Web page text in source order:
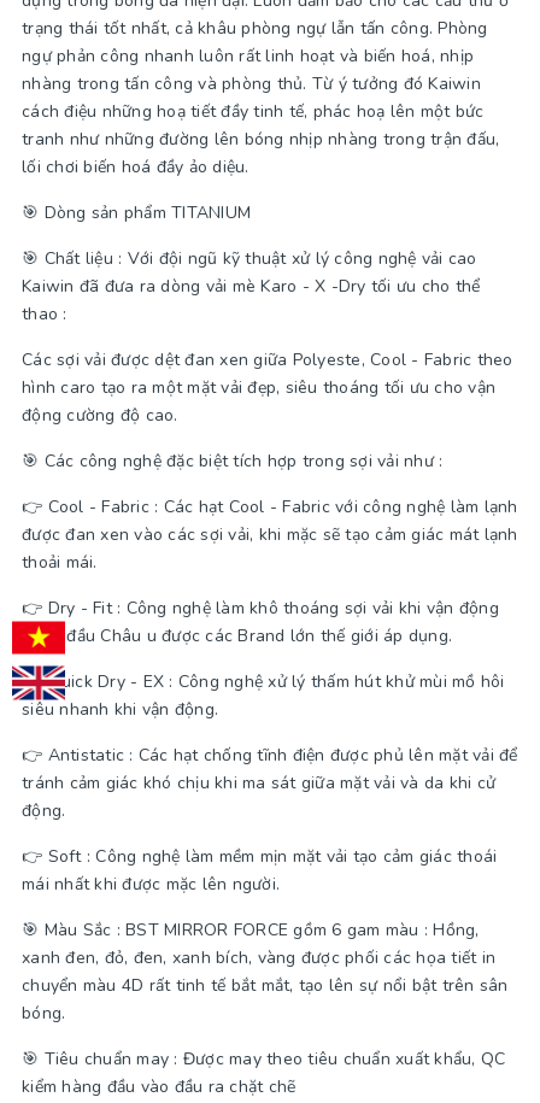
trạng thái tốt nhất, cả khâu phòng ngự lẫn tấn công. Phòng
ngự phản công nhanh luôn rất linh hoạt và biến hoá, nhịp
nhàng trong tấn công và phòng thủ. Từ ý tưởng đó Kaiwin
cách điệu những hoạ tiết đầy tinh tế, phác hoạ lên một bức
tranh như những đường lên bóng nhịp nhàng trong trận đấu,
lối chơi biến hoá đầy ảo diệu.
🎯 Dòng sản phẩm TITANIUM
🎯 Chất liệu : Với đội ngũ kỹ thuật xử lý công nghệ vải cao
Kaiwin đã đưa ra dòng vải mè Karo - X -Dry tối ưu cho thể
thao :
Các sợi vải được dệt đan xen giữa Polyeste, Cool - Fabric theo
hình caro tạo ra một mặt vải đẹp, siêu thoáng tối ưu cho vận
động cường độ cao.
🎯 Các công nghệ đặc biệt tích hợp trong sợi vải như :
👉 Cool - Fabric : Các hạt Cool - Fabric với công nghệ làm lạnh
được đan xen vào các sợi vải, khi mặc sẽ tạo cảm giác mát lạnh
thoải mái.
👉 Dry - Fit : Công nghệ làm khô thoáng sợi vải khi vận động
hàng đầu Châu u được các Brand lớn thế giới áp dụng.
👉 Quick Dry - EX : Công nghệ xử lý thấm hút khử mùi mồ hôi
siêu nhanh khi vận động.
👉 Antistatic : Các hạt chống tĩnh điện được phủ lên mặt vải để
tránh cảm giác khó chịu khi ma sát giữa mặt vải và da khi cử
động.
👉 Soft : Công nghệ làm mềm mịn mặt vải tạo cảm giác thoái
mái nhất khi được mặc lên người.
🎯 Màu Sắc : BST MIRROR FORCE gồm 6 gam màu : Hồng,
xanh đen, đỏ, đen, xanh bích, vàng được phối các họa tiết in
chuyển màu 4D rất tinh tế bắt mắt, tạo lên sự nổi bật trên sân
bóng.
🎯 Tiêu chuẩn may : Được may theo tiêu chuẩn xuất khẩu, QC
kiểm hàng đầu vào đầu ra chặt chẽ